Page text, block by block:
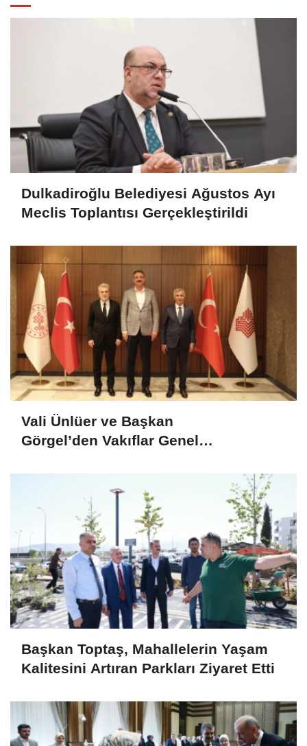
Dulkadiroğlu Belediyesi Ağustos Ayı
Meclis Toplantısı Gerçekleştirildi
Vali Ünlüer ve Başkan
Görgel’den Vakıflar Genel
Başkan Toptaş, Mahallelerin Yaşam
Kalitesini Artıran Parkları Ziyaret Etti